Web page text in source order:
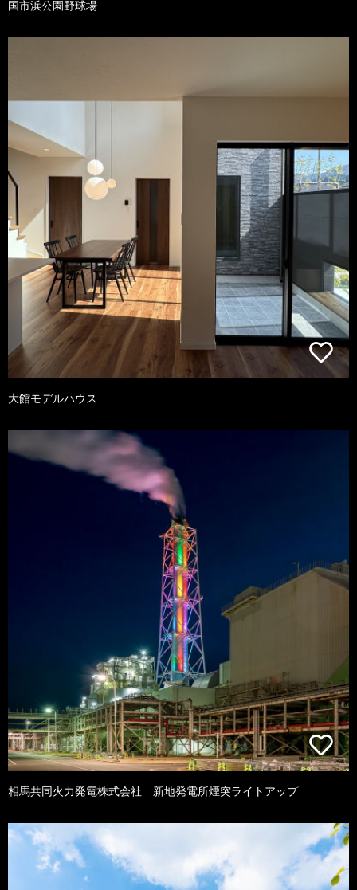
国市浜公園野球場
大館モデルハウス
相馬共同火力発電株式会社 新地発電所煙突ライトアップ